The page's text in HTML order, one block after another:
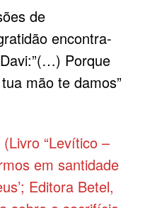
de
encontra-
Porque
mão te damos”
(Livro “Levítico –
em santidade
Editora Betel,